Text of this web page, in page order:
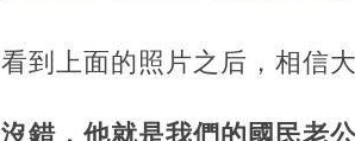
看到上面的照片之后，相信
沒錯，他就是我們的國民老